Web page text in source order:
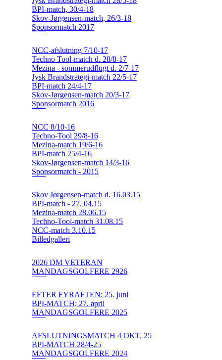
BPI-match, 30/4-18
Skov-Jørgensen-match, 26/3-18
Sponsormatch 2017
NCC-afslutning 7/10-17
Techno Tool-match d. 28/8-17
Mezina - sommerudflugt d. 2/7-17
Jysk Brandstrategi-match 22/5-17
BPI-match 24/4-17
Skov-Jørgensen-match 20/3-17
Sponsormatch 2016
NCC 8/10-16
Techno-Tool 29/8-16
Mezina-match 19/6-16
BPI-match 25/4-16
Skov-Jørgensen-match 14/3-16
Sponsormatch - 2015
Skov Jørgensen-match d. 16.03.15
BPI-match - 27. 04.15
Mezina-match 28.06.15
Techno-Tool-match 31.08.15
NCC-match 3.10.15
Billedgalleri
2026 DM VETERAN
MANDAGSGOLFERE 2926
EFTER FYRAFTEN: 25. juni
BPI-MATCH; 27. april
MANDAGSGOLFERE 2025
AFSLUTNINGSMATCH 4 OKT. 25
BPI-MATCH 28/4-25
MANDAGSGOLFERE 2024